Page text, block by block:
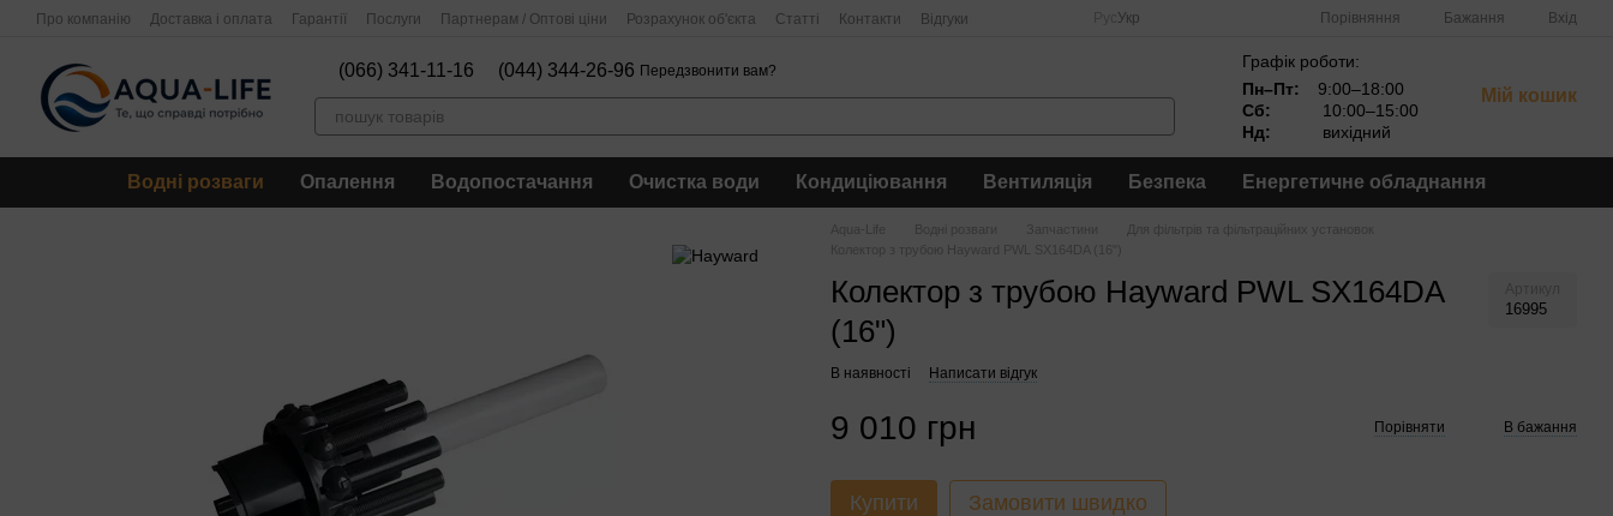
Перейти до основного контенту
Про компанію Доставка і оплата Гарантії Послуги Партнерам / Оптові ціни Розрахунок об'єкта Статті Контакти Відгуки Укр Порівняння Бажання Вхід
(066) 341-11-16 (044) 344-26-96 Передзвонити вам?
Графік роботи:
Пн–Пт:
9:00–18:00
Сб:
10:00–15:00
Нд:
вихідний
Мій кошик
Водні розваги Опалення Водопостачання Очистка води Кондиціювання Вентиляція Безпека Енергетичне обладнання
Aqua-Life Водні розваги Запчастини
Для фільтрів та фільтраційних установок
Колектор з трубою Hayward PWL SX164DA (16")
Колектор з трубою Hayward PWL SX164DA
(16")
16995
В наявності Написати відгук
9 010 грн Порівняти В бажання
Купити Замовити швидко